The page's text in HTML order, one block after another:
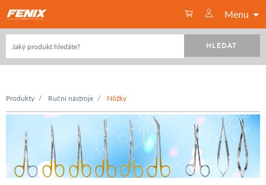
Menu
HLEDAT
Produkty Ruční nástroje Nůžky